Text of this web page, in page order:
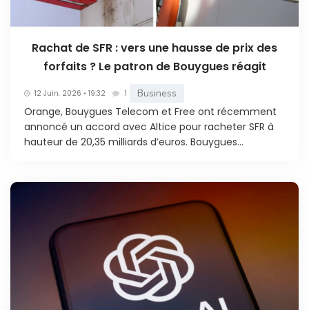
Rachat de SFR : vers une hausse de prix des
forfaits ? Le patron de Bouygues réagit
12 Juin. 2026 • 19:32 1 Business
Orange, Bouygues Telecom et Free ont récemment
annoncé un accord avec Altice pour racheter SFR à
hauteur de 20,35 milliards d’euros. Bouygues...